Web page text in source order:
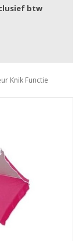
btw
Knik Functie